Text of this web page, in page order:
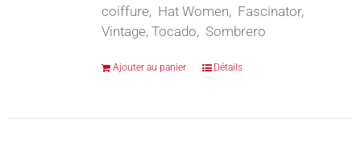
coiffure, Hat Women, Fascinator,
Vintage, Tocado, Sombrero
Ajouter au panier Détails